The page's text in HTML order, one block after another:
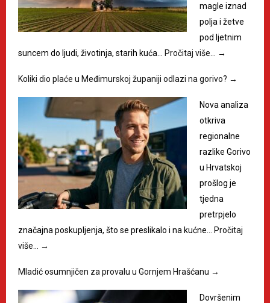
magle iznad
polja i žetve
pod ljetnim
suncem do ljudi, životinja, starih kuća… Pročitaj više… →
Koliki dio plaće u Međimurskoj županiji odlazi na gorivo? →
Nova analiza
otkriva
regionalne
razlike Gorivo
u Hrvatskoj
prošlog je
tjedna
pretrpjelo
značajna poskupljenja, što se preslikalo i na kućne… Pročitaj
više…
→
Mladić osumnjičen za provalu u Gornjem Hrašćanu →
Dovršenim